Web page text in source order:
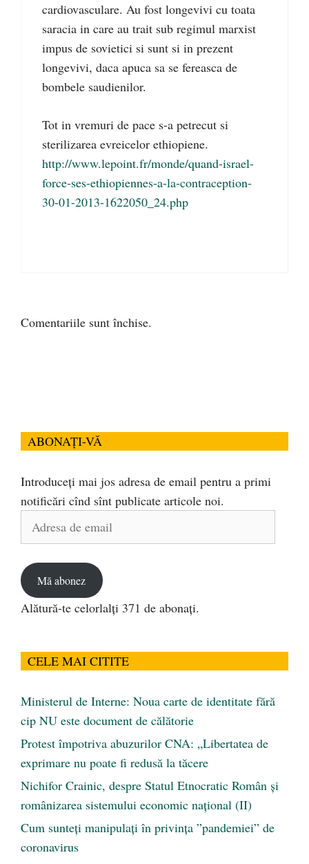
cardiovasculare. Au fost longevivi cu toata
saracia in care au trait sub regimul marxist
impus de sovietici si sunt si in prezent
longevivi, daca apuca sa se fereasca de
bombele saudienilor.
Tot in vremuri de pace s-a petrecut si
sterilizarea evreicelor ethiopiene.
http://www.lepoint.fr/monde/quand-israel-
force-ses-ethiopiennes-a-la-contraception-
30-01-2013-1622050_24.php
Comentariile sunt închise.
ABONAȚI-VĂ
Introduceți mai jos adresa de email pentru a primi
notificări cînd sînt publicate articole noi.
Adresa
Mă abonez
Alătură-te celorlalți 371 de abonați.
CELE MAI CITITE
Ministerul de Interne: Noua carte de identitate fără
cip NU este document de călătorie
Protest împotriva abuzurilor CNA: „Libertatea de
exprimare nu poate fi redusă la tăcere
Nichifor Crainic, despre Statul Etnocratic Român şi
românizarea sistemului economic naţional (II)
Cum sunteți manipulați în privința ”pandemiei” de
coronavirus